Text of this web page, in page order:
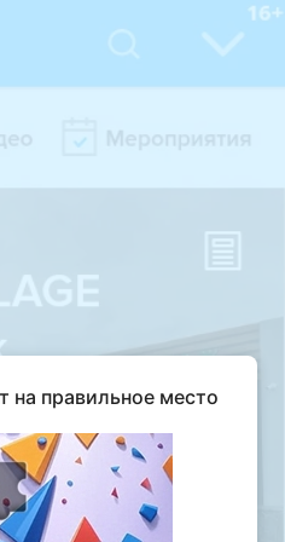
на правильное место